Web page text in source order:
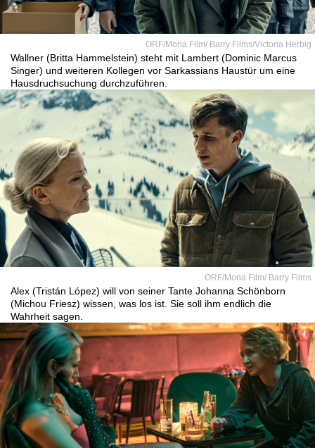
ORF/Mona Film/ Barry Films/Victoria Herbig
Wallner (Britta Hammelstein) steht mit Lambert (Dominic Marcus
Singer) und weiteren Kollegen vor Sarkassians Haustür um eine
Hausdruchsuchung durchzuführen.
ORF/Mona Film/ Barry Films
Alex (Tristán López) will von seiner Tante Johanna Schönborn
(Michou Friesz) wissen, was los ist. Sie soll ihm endlich die
Wahrheit sagen.